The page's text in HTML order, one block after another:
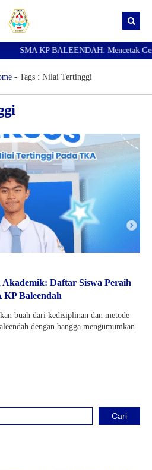
SMA KP BALEENDAH: Mencetak
- Tags : Nilai Tertinggi
Akademik: Daftar Siswa Peraih
Baleendah
buah dari kedisiplinan dan metode
dengan bangga mengumumkan
Cari